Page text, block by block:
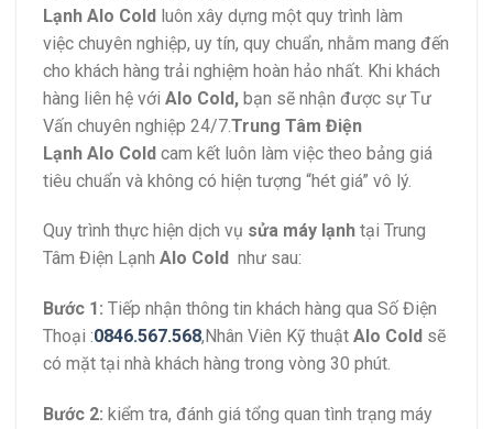
Lạnh Alo Cold luôn xây dựng một quy trình làm
việc chuyên nghiệp, uy tín, quy chuẩn, nhằm mang đến
cho khách hàng trải nghiệm hoàn hảo nhất. Khi khách
hàng liên hệ với Alo Cold, bạn sẽ nhận được sự Tư
Vấn chuyên nghiệp 24/7.Trung Tâm Điện
Lạnh Alo Cold cam kết luôn làm việc theo bảng giá
tiêu chuẩn và không có hiện tượng “hét giá” vô lý.
Quy trình thực hiện dịch vụ sửa máy lạnh tại Trung
Tâm Điện Lạnh Alo Cold như sau:
Bước 1: Tiếp nhận thông tin khách hàng qua Số Điện
Thoại :0846.567.568,Nhân Viên Kỹ thuật Alo Cold sẽ
có mặt tại nhà khách hàng trong vòng 30 phút.
Bước 2: kiểm tra, đánh giá tổng quan tình trạng máy